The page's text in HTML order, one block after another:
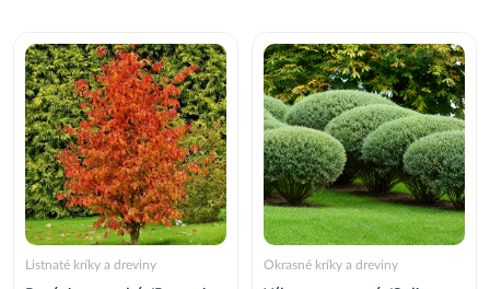
Listnaté kríky a dreviny Okrasné kríky a dreviny